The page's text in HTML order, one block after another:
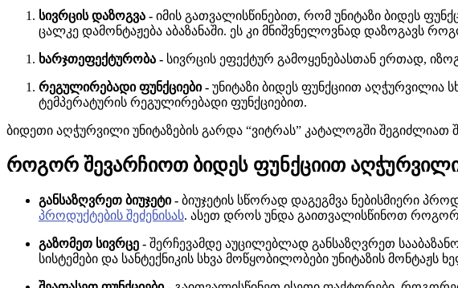
სივრცის დაზოგვა - იმის გათვალისწინებით, რომ უნიტაზი ბიდეს
ცალკე დამონტაჟება აბაზანაში. ეს კი მნიშვნელოვნად დაზოგავს
ხარჯთეფექტურობა - სივრცის ეფექტურ გამოყენებასთან ერთად,
რეგულირებადი ფუნქციები - უნიტაზი ბიდეს ფუნქციით აღჭურვილია
ტემპერატურის რეგულირებადი ფუნქციებით.
ბიდეთი აღჭურვილი უნიტაზების გარდა “ვიტრას” კატალოგში შეგიძლიათ
როგორ შევარჩიოთ ბიდეს ფუნქციით აღჭურვილი
განსაზღვრეთ ბიუჯეტი - ბიუჯეტის სწორად დაგეგმვა ნებისმიერი
პროდუქტების შეძენისას. ასეთ დროს უნდა გაითვალისწინოთ როგორც
გაზომეთ სივრცე - შერჩევამდე აუცილებლად განსაზღვრეთ
სისტემები და სანტექნიკის სხვა მოწყობილობები უნიტაზის მონტაჟს